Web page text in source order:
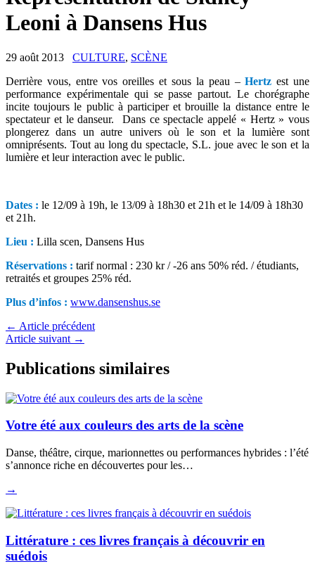
Leoni à Dansens Hus
29 août 2013 CULTURE, SCÈNE
Derrière vous, entre vos oreilles et sous la peau –Hertz est une
performance expérimentale qui se passe partout. Le chorégraphe
incite toujours le public à participer et brouille la distance entre le
spectateur et le danseur. Dans ce spectacle appelé « Hertz » vous
plongerez dans un autre univers où le son et la lumière sont
omniprésents. Tout au long du spectacle, S.L. joue avec le son et la
lumière et leur interaction avec le public.
Dates : le 12/09 à 19h, le 13/09 à 18h30 et 21h et le 14/09 à 18h30
et 21h.
Lieu : Lilla scen, Dansens Hus
Réservations : tarif normal : 230 kr / -26 ans 50% réd. / étudiants,
retraités et groupes 25% réd.
Plus d’infos : www.dansenshus.se
← Article précédent
Article suivant →
Publications similaires
Votre été aux couleurs des arts de la scène
Danse, théâtre, cirque, marionnettes ou performances hybrides : l’été
s’annonce riche en découvertes pour les…
→
Littérature : ces livres français à découvrir en
suédois